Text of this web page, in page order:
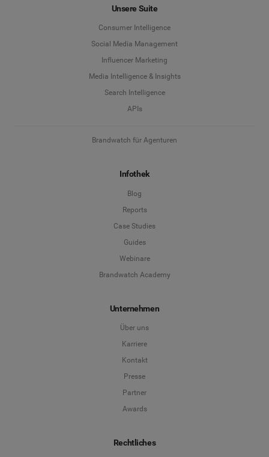
Unsere Suite
Consumer Intelligence
Social Media Management
Influencer Marketing
Media Intelligence & Insights
Search Intelligence
APIs
Brandwatch für Agenturen
Infothek
Blog
Reports
Case Studies
Guides
Webinare
Brandwatch Academy
Unternehmen
Über uns
Karriere
Kontakt
Presse
Partner
Awards
Rechtliches